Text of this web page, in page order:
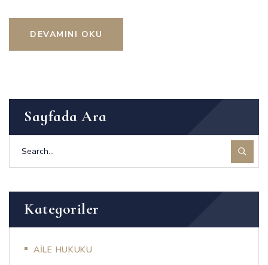
DEVAMINI OKU
Sayfada Ara
Kategoriler
AİLE HUKUKU